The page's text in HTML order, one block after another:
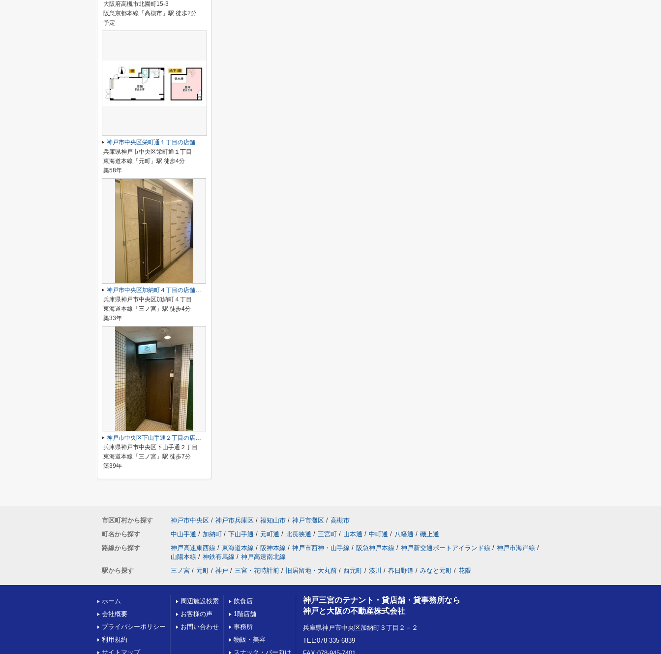
大阪府高槻市北園町15-3
阪急京都本線「高槻市」駅 徒歩2分
予定
神戸市中央区栄町通１丁目の店舗一部
兵庫県神戸市中央区栄町通１丁目
東海道本線「元町」駅 徒歩4分
築58年
神戸市中央区加納町４丁目の店舗一部
兵庫県神戸市中央区加納町４丁目
東海道本線「三ノ宮」駅 徒歩4分
築33年
神戸市中央区下山手通２丁目の店舗一部
兵庫県神戸市中央区下山手通２丁目
東海道本線「三ノ宮」駅 徒歩7分
築39年
市区町村から探す 神戸市中央区 / 神戸市兵庫区 / 福知山市 / 神戸市灘区 / 高槻市
町名から探す
中山手通 / 加納町 / 下山手通 / 元町通 / 北長狭通 / 三宮町 / 山本通 / 中町通 / 八幡通 / 磯上通
路線から探す
神戸高速東西線 / 東海道本線 / 阪神本線 / 神戸市西神・山手線 / 阪急神戸本線 / 神戸新交通ポートアイランド線 / 神戸市海岸線 /
山陽本線 / 神鉄有馬線 / 神戸高速南北線
駅から探す
三ノ宮 / 元町 / 神戸 / 三宮・花時計前 / 旧居留地・大丸前 / 西元町 / 湊川 / 春日野道 / みなと元町 / 花隈
ホーム
会社概要
プライバシーポリシー
利用規約
サイトマップ
周辺施設検索
お客様の声
お問い合わせ
飲食店
1階店舗
事務所
物販・美容
スナック・バー向け
神戸三宮のテナント・貸店舗・貸事務所なら
神戸と大阪の不動産株式会社
兵庫県神戸市中央区加納町３丁目２－２
TEL:078-335-6839